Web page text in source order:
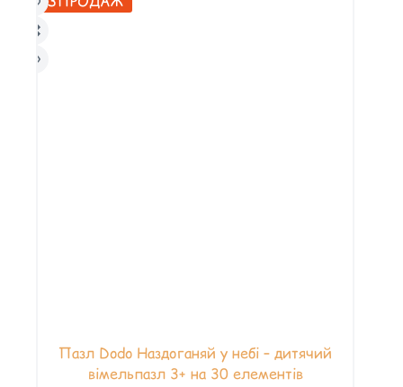
Пазл Dodo Наздоганяй у небі – дитячий
вімельпазл 3+ на 30 елементів